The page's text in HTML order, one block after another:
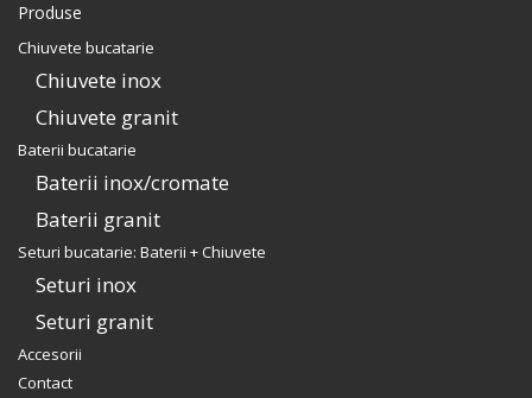
Produse
Chiuvete bucatarie
Chiuvete inox
Chiuvete granit
Baterii bucatarie
Baterii inox/cromate
Baterii granit
Seturi bucatarie: Baterii + Chiuvete
Seturi inox
Seturi granit
Accesorii
Contact